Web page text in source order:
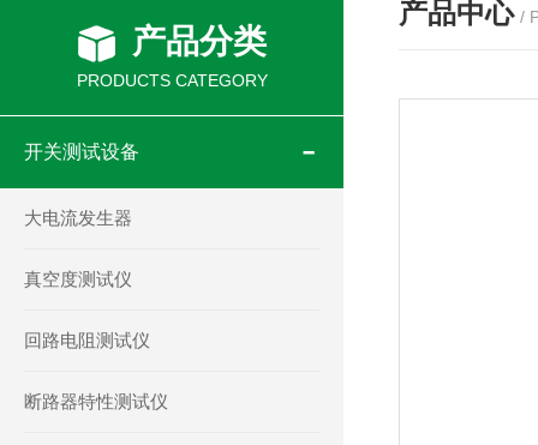
产品分类
PRODUCTS CATEGORY
开关测试设备
大电流发生器
真空度测试仪
回路电阻测试仪
断路器特性测试仪
产品中心 /